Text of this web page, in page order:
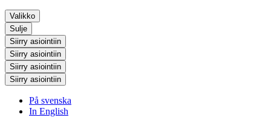
Valikko
Sulje
Siirry asiointiin
Siirry asiointiin
Siirry asiointiin
Siirry asiointiin
På svenska
In English